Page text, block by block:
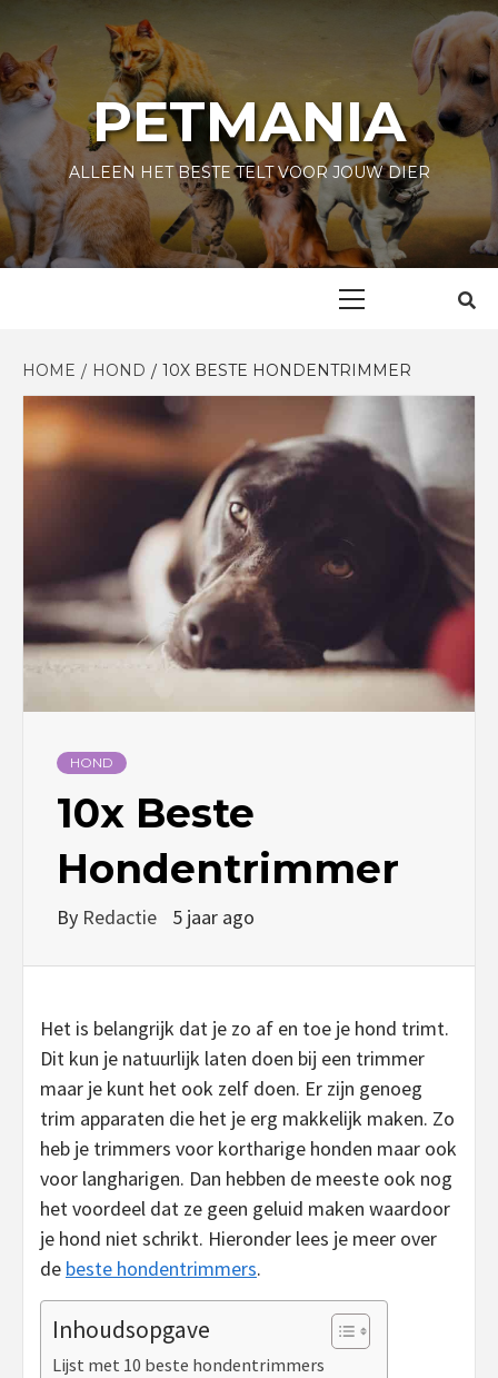
content
PETMANIA
ALLEEN HET BESTE TELT VOOR JOUW DIER
HOME HOND 10X BESTE HONDENTRIMMER
HOND
10x Beste
Hondentrimmer
By Redactie 5 jaar ago
Het is belangrijk dat je zo af en toe je hond trimt.
Dit kun je natuurlijk laten doen bij een trimmer
maar je kunt het ook zelf doen. Er zijn genoeg
trim apparaten die het je erg makkelijk maken. Zo
heb je trimmers voor kortharige honden maar ook
voor langharigen. Dan hebben de meeste ook nog
het voordeel dat ze geen geluid maken waardoor
je hond niet schrikt. Hieronder lees je meer over
de beste hondentrimmers.
Inhoudsopgave
Lijst met 10 beste hondentrimmers